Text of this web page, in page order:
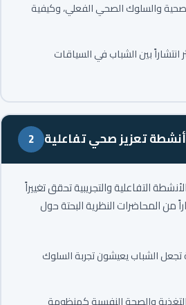
والسلوك الصحي الفعلي، وكيفية
انتشاراً بين الشباب في السياقات
2 تعزيز صحي تفاعلية
الأنشطة التفاعلية والتجريبية تحقق تغييراً
من المحاضرات النظرية البحتة حول
تجعل الشباب يعيشون تجربة السلوك
والصحة النفسية كمنظومة